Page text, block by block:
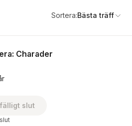
Sortera:Bästa träff
Charader
slut